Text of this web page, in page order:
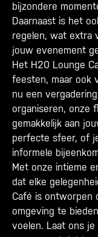
bijzondere
Daarnaast is het
regelen, wat extra
jouw evenement
Het H20 Lounge
feesten, maar ook
nu een
organiseren, onze
gemakkelijk aan
perfecte sfeer, of
informele
Met onze intieme
dat elke
Café is ontworpen
omgeving te
voelen. Laat ons